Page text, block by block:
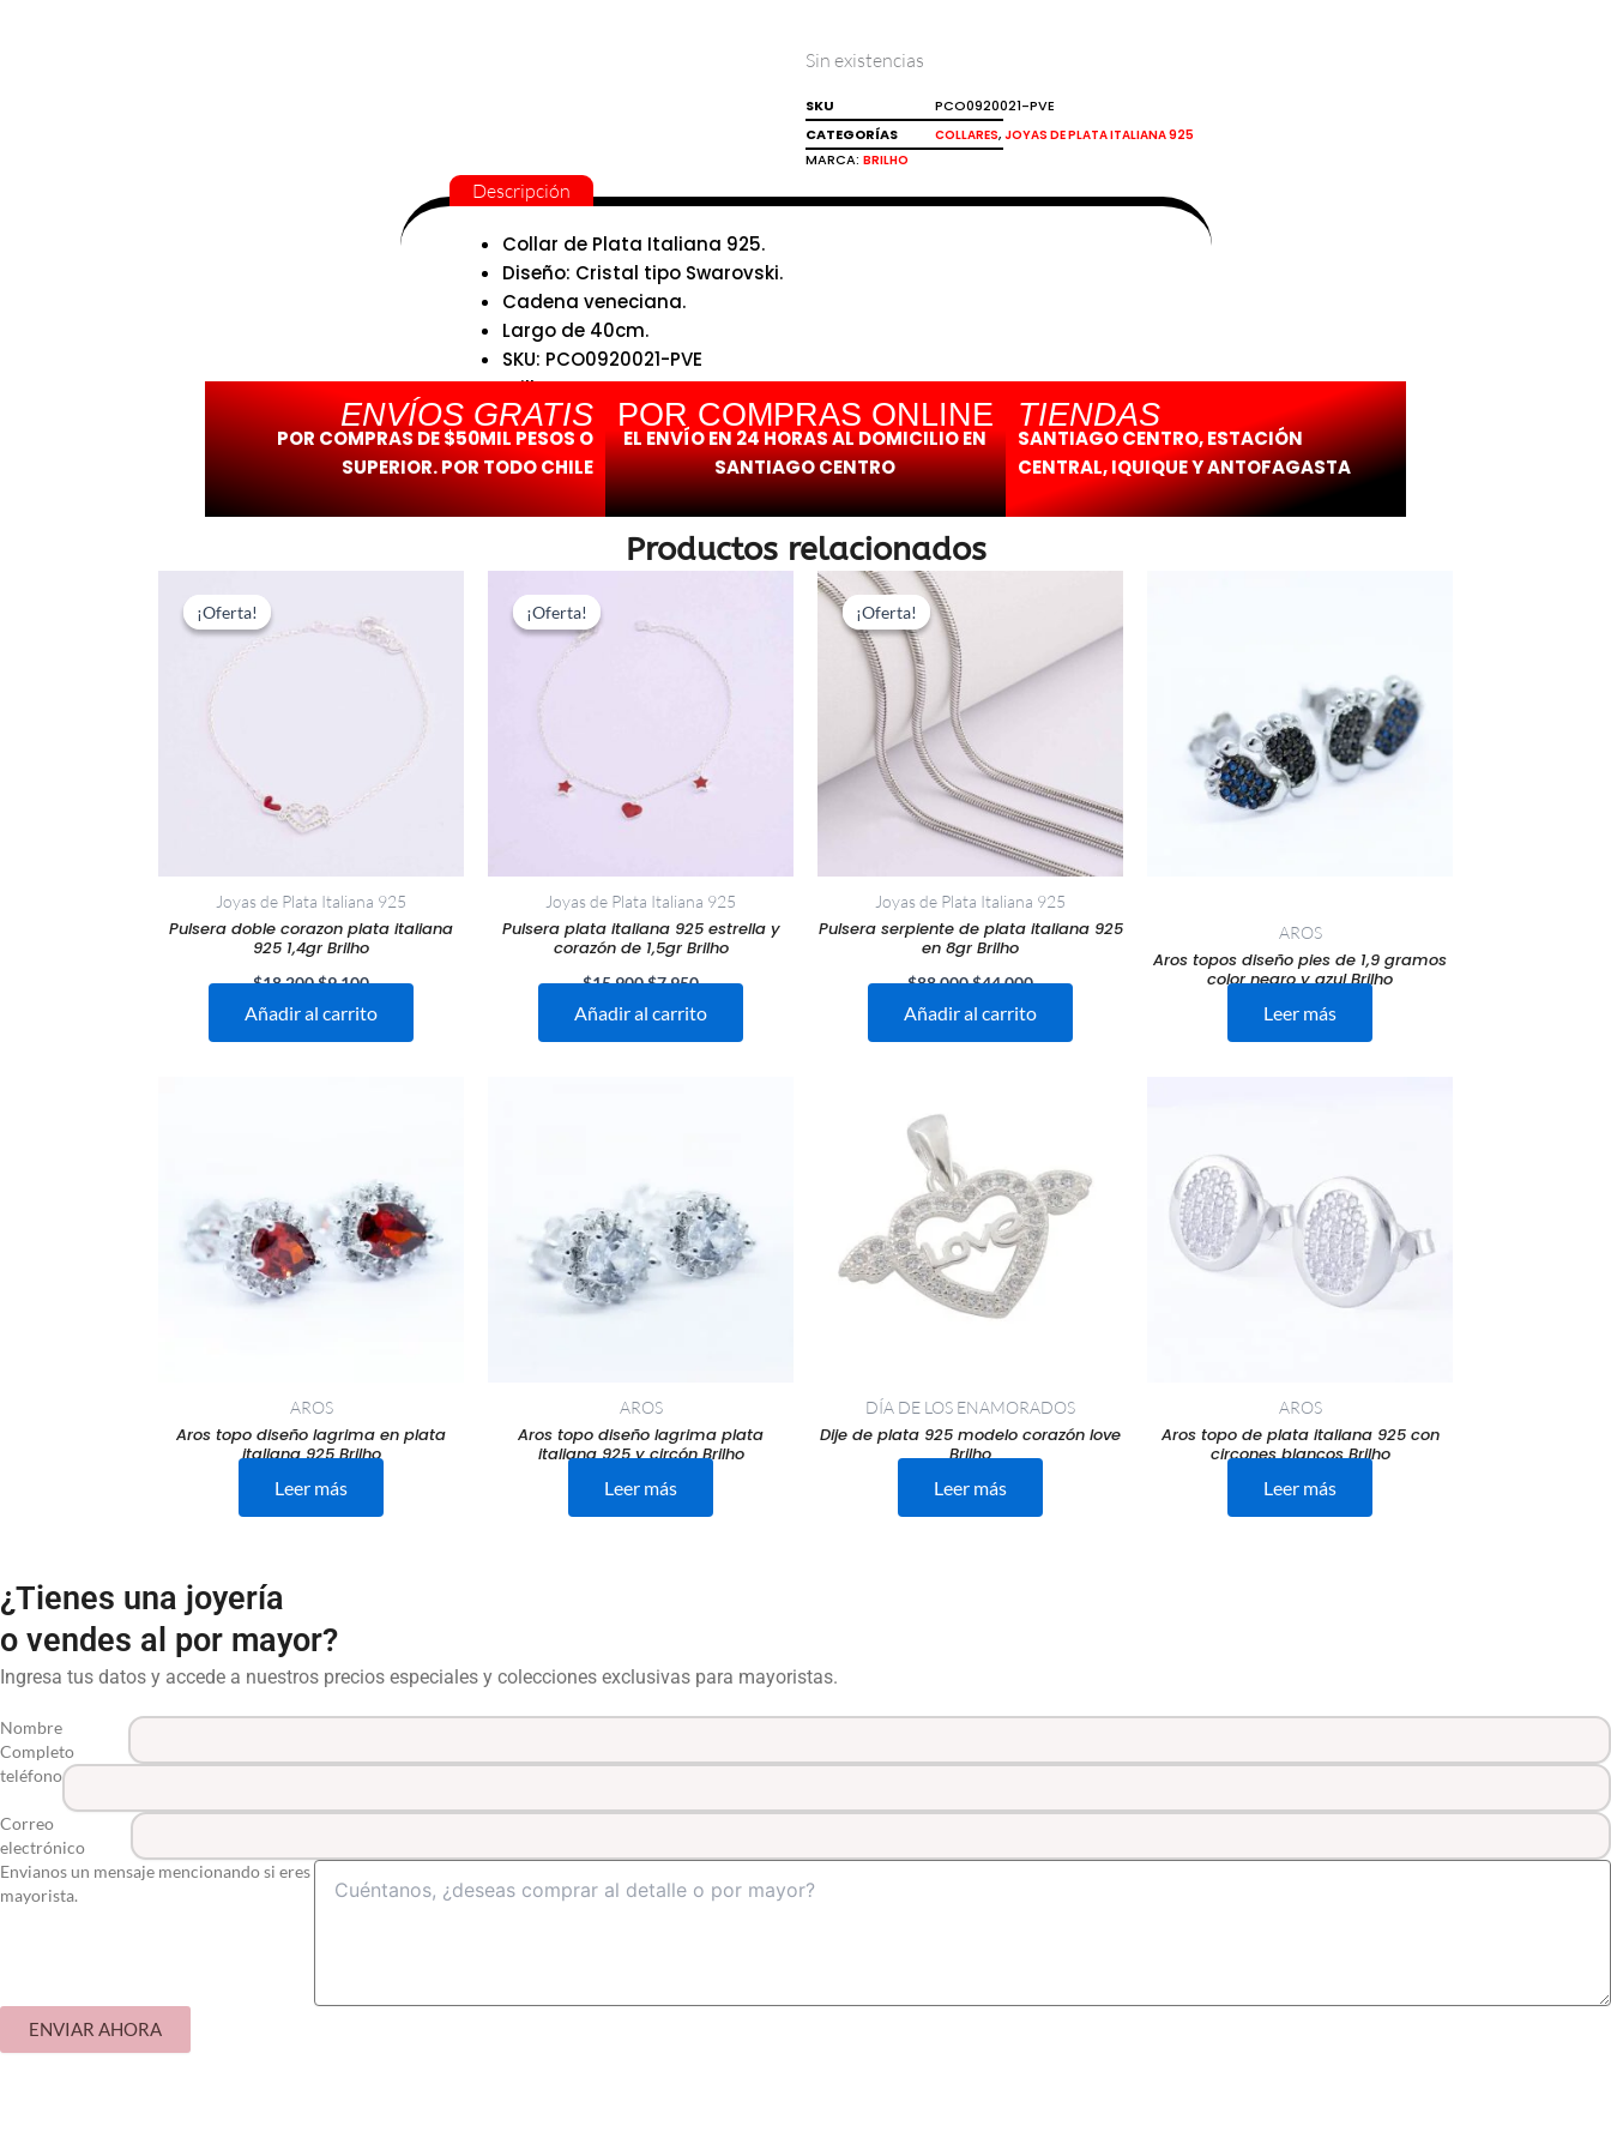
Sin existencias
SKU
PCO0920021-PVE
CATEGORÍAS
COLLARES,JOYAS DE PLATA ITALIANA 925
MARCA:BRILHO
Descripción
Collar de Plata Italiana 925.
Diseño: Cristal tipo Swarovski.
Cadena veneciana.
Largo de 40cm.
SKU: PCO0920021-PVE
Brilho
ENVÍOS GRATIS
POR COMPRAS DE $50MIL PESOS O
SUPERIOR. POR TODO CHILE
POR COMPRAS ONLINE
EL ENVÍO EN 24 HORAS AL DOMICILIO EN
SANTIAGO CENTRO
TIENDAS
SANTIAGO CENTRO, ESTACIÓN
CENTRAL, IQUIQUE Y ANTOFAGASTA
Productos relacionados
¡Oferta!
¡Oferta!
Joyas de Plata Italiana 925
Pulsera doble corazon plata italiana
925 1,4gr Brilho
$18.200
original
$9.100
actual
es:
Añadir al carrito
¡Oferta!
¡Oferta!
Joyas de Plata Italiana 925
Pulsera plata italiana 925 estrella y
corazón de 1,5gr Brilho
$15.900
original
$7.950
es:
$7.950.
Añadir al carrito
¡Oferta!
¡Oferta!
Joyas de Plata Italiana 925
Pulsera serpiente de plata italiana 925
en 8gr Brilho
$88.000$44.000
$44.000.
Añadir al carrito
AROS
Aros topos diseño pies de 1,9 gramos
color negro y azul Brilho
Leer más
AROS
Aros topo diseño lagrima en plata
italiana 925 Brilho
Leer más
AROS
Aros topo diseño lagrima plata
italiana 925 y circón Brilho
Leer más
DÍA DE LOS ENAMORADOS
Dije de plata 925 modelo corazón love
Brilho
Leer más
AROS
Aros topo de plata italiana 925 con
circones blancos Brilho
Leer más
¿Tienes una joyería
o vendes al por mayor?
Ingresa tus datos y accede a nuestros precios especiales y colecciones exclusivas para mayoristas.
Nombre
Completo
teléfono
Correo
electrónico
Envianos un mensaje mencionando si eres
mayorista.
ENVIAR AHORA